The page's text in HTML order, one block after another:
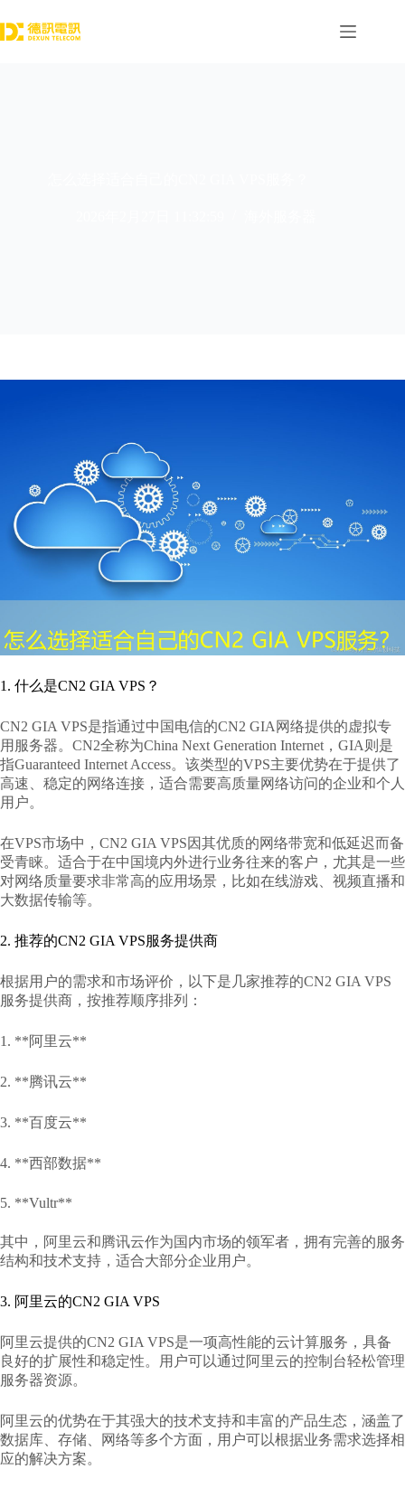
过
内
1. 什么是CN2 GIA VPS？
CN2 GIA VPS是指通过中国电信的CN2 GIA网络提供的虚拟专
用服务器。CN2全称为China Next Generation Internet，GIA则是
指Guaranteed Internet Access。该类型的VPS主要优势在于提供了
高速、稳定的网络连接，适合需要高质量网络访问的企业和个人
用户。
在VPS市场中，CN2 GIA VPS因其优质的网络带宽和低延迟而备
受青睐。适合于在中国境内外进行业务往来的客户，尤其是一些
对网络质量要求非常高的应用场景，比如在线游戏、视频直播和
大数据传输等。
2. 推荐的CN2 GIA VPS服务提供商
根据用户的需求和市场评价，以下是几家推荐的CN2 GIA VPS
服务提供商，按推荐顺序排列：
1. **阿里云**
2. **腾讯云**
3. **百度云**
4. **西部数据**
5. **Vultr**
其中，阿里云和腾讯云作为国内市场的领军者，拥有完善的服务
结构和技术支持，适合大部分企业用户。
3. 阿里云的CN2 GIA VPS
阿里云提供的CN2 GIA VPS是一项高性能的云计算服务，具备
良好的扩展性和稳定性。用户可以通过阿里云的控制台轻松管理
服务器资源。
阿里云的优势在于其强大的技术支持和丰富的产品生态，涵盖了
数据库、存储、网络等多个方面，用户可以根据业务需求选择相
应的解决方案。